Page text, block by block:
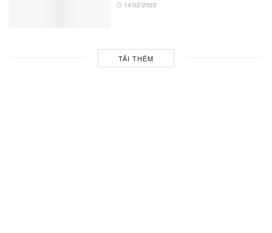
14/02/2023
TẢI THÊM